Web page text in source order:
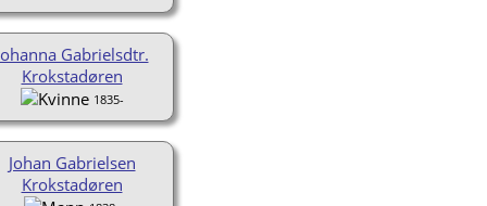
Gabrielsdtr.
Krokstadøren
1835-
Johan Gabrielsen
Krokstadøren